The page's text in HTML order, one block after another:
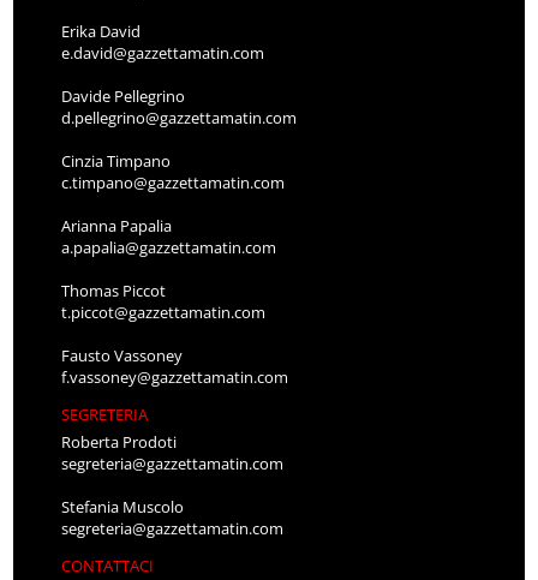
Erika David
e.david@gazzettamatin.com
Davide Pellegrino
d.pellegrino@gazzettamatin.com
Cinzia Timpano
c.timpano@gazzettamatin.com
Arianna Papalia
a.papalia@gazzettamatin.com
Thomas Piccot
t.piccot@gazzettamatin.com
Fausto Vassoney
f.vassoney@gazzettamatin.com
SEGRETERIA
Roberta Prodoti
segreteria@gazzettamatin.com
Stefania Muscolo
segreteria@gazzettamatin.com
CONTATTACI